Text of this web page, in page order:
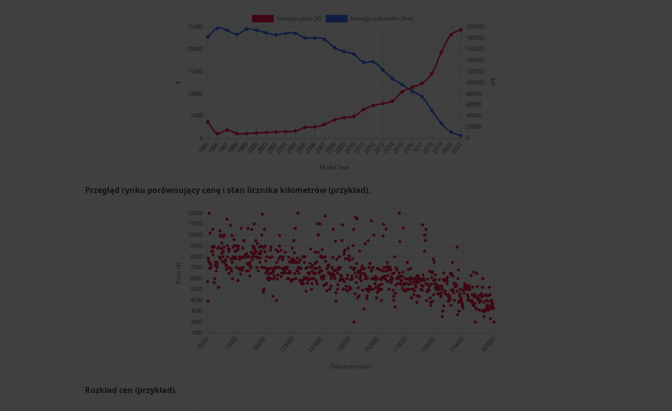
Przegląd rynku porównujący cenę i stan licznika kilometrów (przykład).
Rozkład cen (przykład).